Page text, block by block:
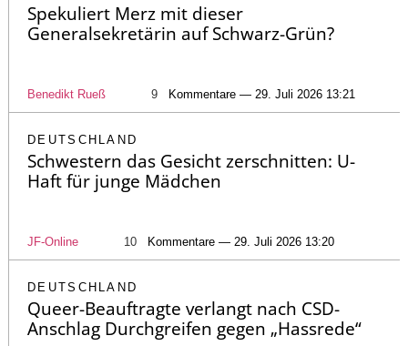
Spekuliert Merz mit dieser
Generalsekretärin auf Schwarz-Grün?
Benedikt Rueß 9 Kommentare — 29. Juli 2026 13:21
DEUTSCHLAND
Schwestern das Gesicht zerschnitten: U-
Haft für junge Mädchen
JF-Online 10 Kommentare — 29. Juli 2026 13:20
DEUTSCHLAND
Queer-Beauftragte verlangt nach CSD-
Anschlag Durchgreifen gegen „Hassrede“